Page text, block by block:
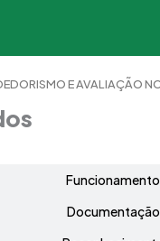
E AVALIAÇÃO
Funcionamento
Documentação